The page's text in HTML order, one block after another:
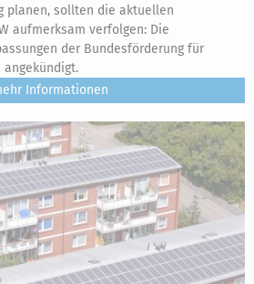
planen, sollten die aktuellen
aufmerksam verfolgen: Die
der Bundesförderung für
angekündigt.